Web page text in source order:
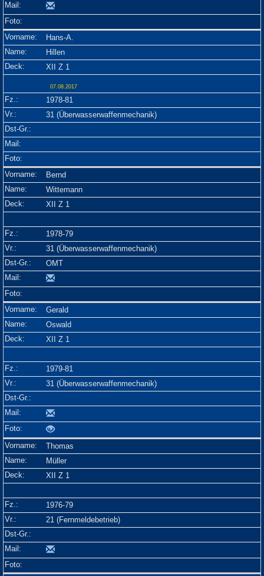
Hans-A.
Hillen
XII Z 1
07.08.2017
1978-81
31 (Überwasserwaffenmechanik)
Bernd
Wittemann
XII Z 1
1978-79
31 (Überwasserwaffenmechanik)
OMT
Gerald
Oswald
XII Z 1
1979-81
31 (Überwasserwaffenmechanik)
Thomas
Müller
XII Z 1
1976-79
21 (Fernmeldebetrieb)